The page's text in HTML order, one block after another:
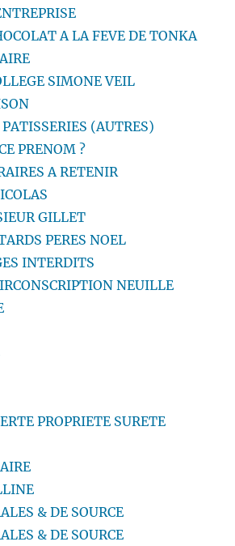
A LA FEVE DE TONKA
SIMONE VEIL
(AUTRES)
PRENOM ?
A RETENIR
GILLET
PERES NOEL
INTERDITS
NEUILLE
PROPRIETE SURETE
& DE SOURCE
& DE SOURCE